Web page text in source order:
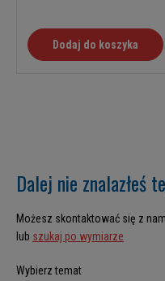
Dodaj do koszyka
Dalej nie znalazłeś
Możesz skontaktować się z
lub szukaj po wymiarze